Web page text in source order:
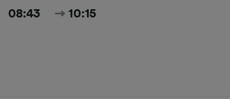
08:43 10:15